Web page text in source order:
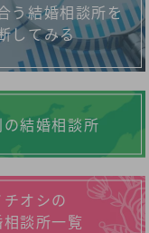
う結婚相談所を
してみる
結婚相談所
チオシの
談所一覧